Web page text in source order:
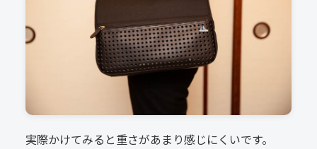
実際かけてみると重さがあまり感じにくいです。